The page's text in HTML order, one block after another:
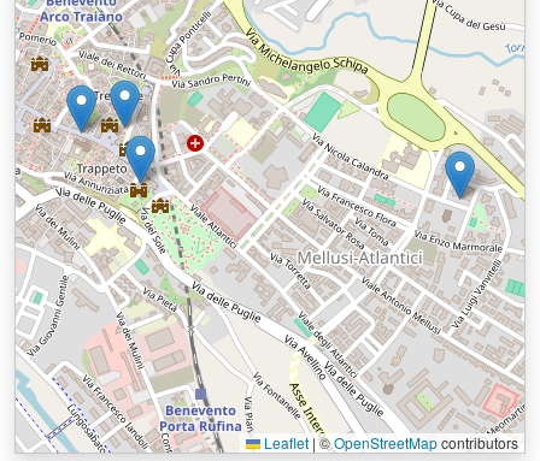
Leaflet |©OpenStreetMapcontributors